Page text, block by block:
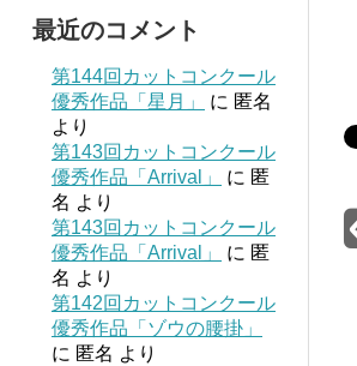
最近のコメント
第144回カットコンクール
優秀作品「星月」
に 匿名
より
第143回カットコンクール
優秀作品「Arrival」
に 匿
名 より
第143回カットコンクール
優秀作品「Arrival」
に 匿
名 より
第142回カットコンクール
優秀作品「ゾウの腰掛」
に 匿名 より